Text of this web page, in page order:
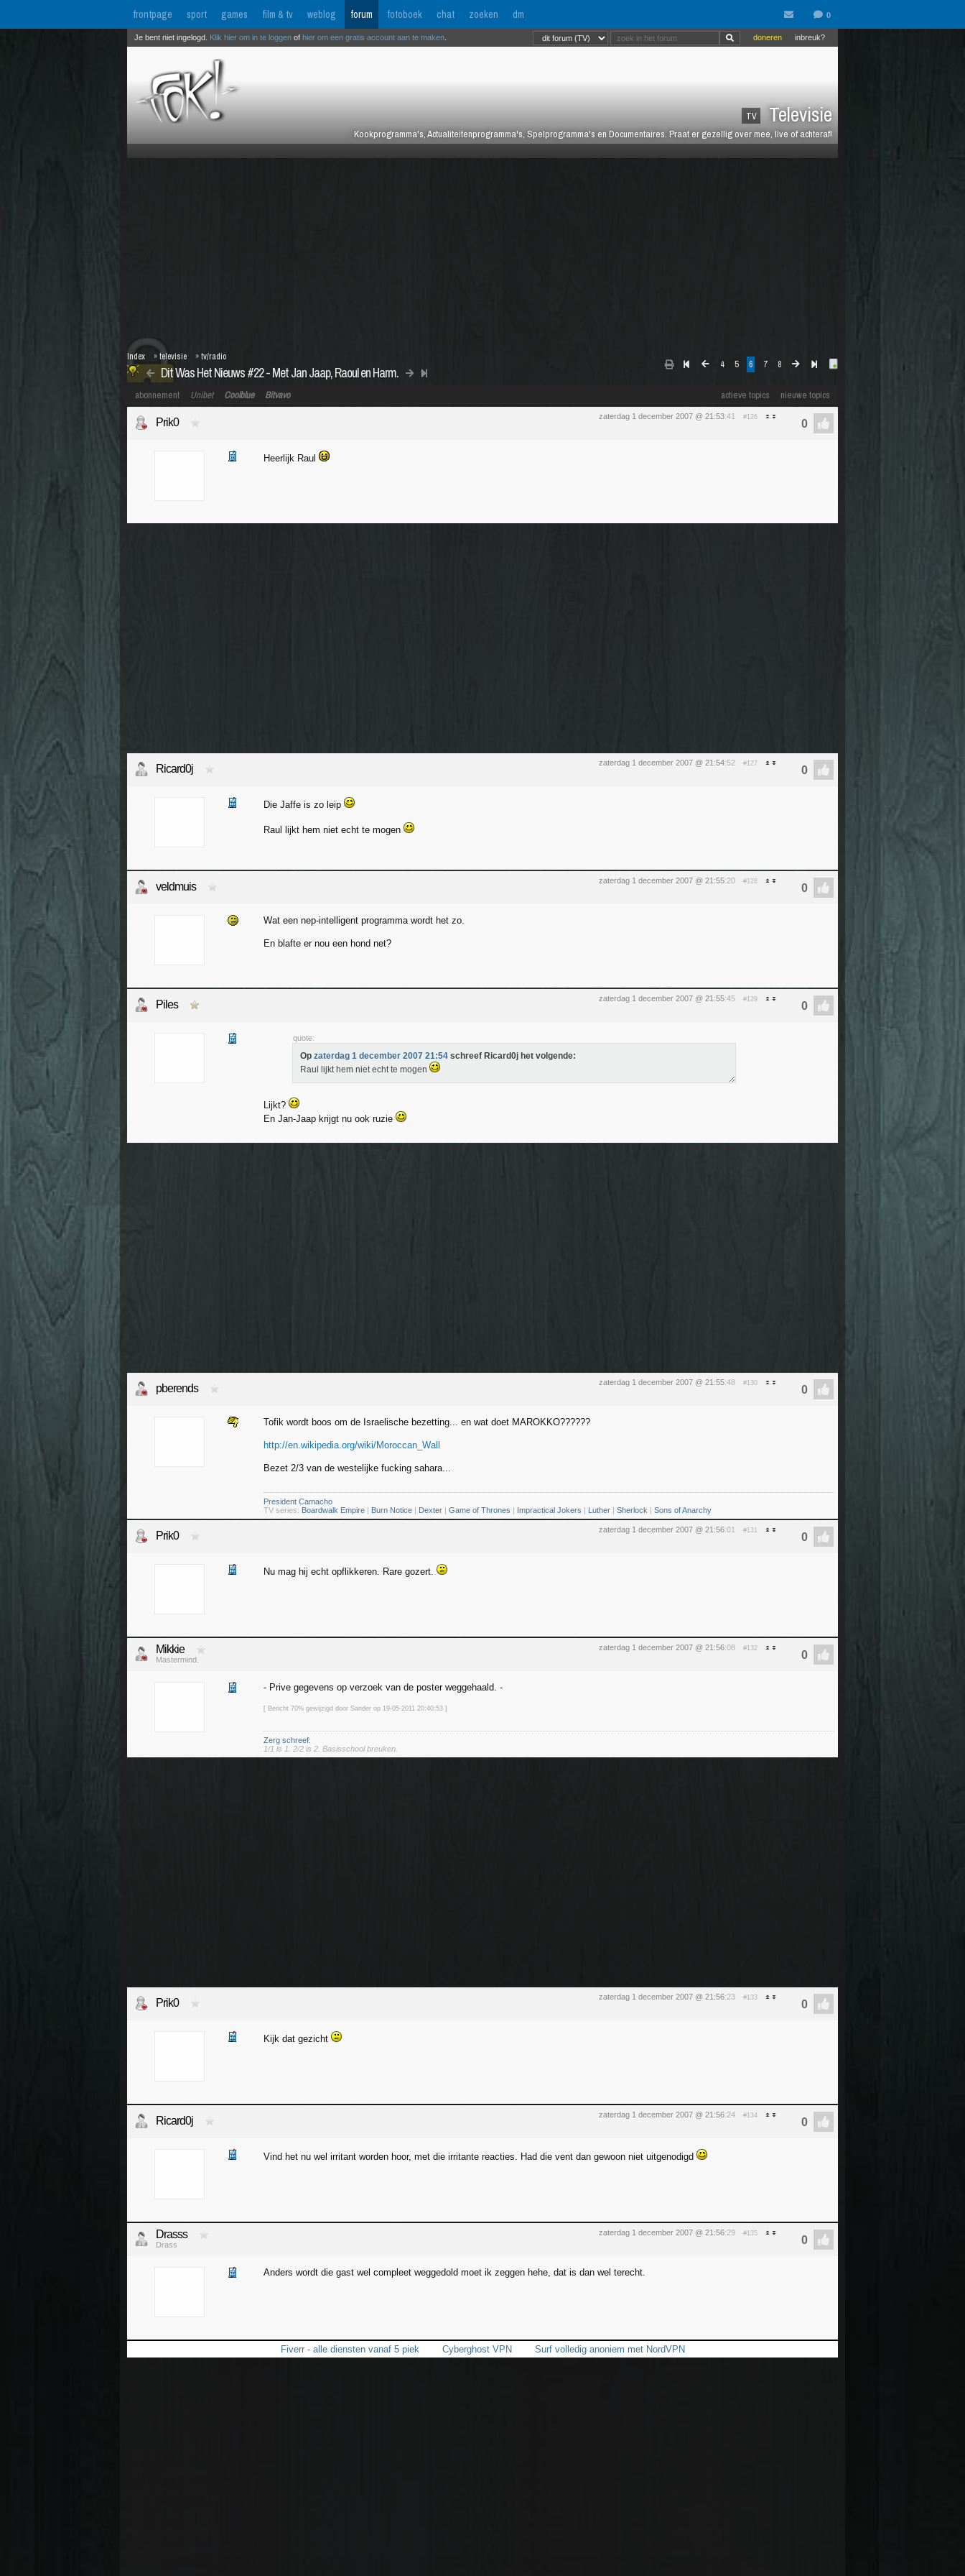
frontpage sport games film & tv weblog forum fotoboek chat zoeken dm
TV Televisie
Kookprogramma's, Actualiteitenprogramma's, Spelprogramma's en Documentaires. Praat er gezellig over mee, live of achteraf!
inbreuk?
doneren
Je bent niet ingelogd. Klik hier om in te loggen of hier om een gratis account aan te maken
4 5 6 7 8
Dit Was Het Nieuws #22 - Met Jan Jaap, Raoul en Harm.
Index »televisie »tv/radio
actieve topics nieuwe topics
abonnement Unibet Coolblue Bitvavo
zaterdag 1 december 2007 @ 21:53:41 #126
Prik0
Heerlijk Raul
zaterdag 1 december 2007 @ 21:54:52 #127
Ricard0j
Die Jaffe is zo leip
Raul lijkt hem niet echt te mogen
zaterdag 1 december 2007 @ 21:55:20 #128
veldmuis
Wat een nep-intelligent programma wordt het zo.
En blafte er nou een hond net?
zaterdag 1 december 2007 @ 21:55:45 #129
Piles
quote:
Op zaterdag 1 december 2007 21:54 schreef Ricard0j het volgende:
Raul lijkt hem niet echt te mogen
Lijkt?
En Jan-Jaap krijgt nu ook ruzie
zaterdag 1 december 2007 @ 21:55:48 #130
pberends
Tofik wordt boos om de Israelische bezetting... en wat doet MAROKKO??????
http://en.wikipedia.org/wiki/Moroccan_Wall
Bezet 2/3 van de westelijke fucking sahara...
President Camacho
TV series: Boardwalk Empire | Burn Notice | Dexter | Game of Thrones | Impractical Jokers | Luther | Sherlock | Sons of Anarchy
zaterdag 1 december 2007 @ 21:56:01 #131
Prik0
Nu mag hij echt opflikkeren. Rare gozert.
zaterdag 1 december 2007 @ 21:56:08 #132
Mikkie
Mastermind.
- Prive gegevens op verzoek van de poster weggehaald. -
[ Bericht 70% gewijzigd door Sander op 19-05-2011 20:40:53 ]
Zerg schreef:
1/1 is 1. 2/2 is 2. Basisschool breuken.
zaterdag 1 december 2007 @ 21:56:23 #133
Prik0
Kijk dat gezicht
zaterdag 1 december 2007 @ 21:56:24 #134
Ricard0j
Vind het nu wel irritant worden hoor, met die irritante reacties. Had die vent dan gewoon niet uitgenodigd
zaterdag 1 december 2007 @ 21:56:29 #135
Drasss
Drass
Anders wordt die gast wel compleet weggedold moet ik zeggen hehe, dat is dan wel terecht.
Fiverr - alle diensten vanaf 5 piek Cyberghost VPN Surf volledig anoniem met NordVPN